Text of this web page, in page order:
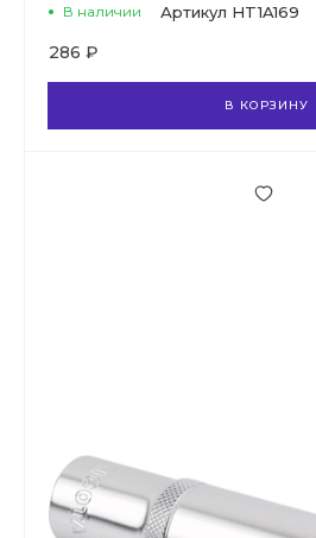
В наличии Артикул HT1A169
286 ₽
В КОРЗИНУ